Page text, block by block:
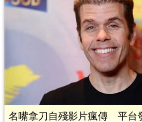
名嘴拿刀自殘影片瘋傳 平台